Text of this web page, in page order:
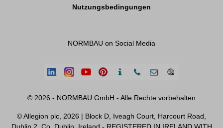
Nutzungsbedingungen
NORMBAU on Social Media
© 2026 - NORMBAU GmbH - Alle Rechte vorbehalten
© Allegion plc, 2026 | Block D, Iveagh Court, Harcourt Road,